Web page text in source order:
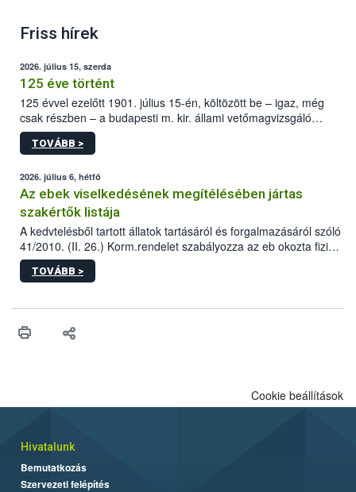
Friss hírek
2026. július 15, szerda
125 éve történt
125 évvel ezelőtt 1901. július 15-én, költözött be – igaz, még
csak részben – a budapesti m. kir. állami vetőmagvizsgáló
állomás a Kis Rókus utca 15. szám alatti, Czigler Győző által
tervezett új épületébe.
TOVÁBB >
2026. július 6, hétfő
Az ebek viselkedésének megítélésében jártas
szakértők listája
A kedvtelésből tartott állatok tartásáról és forgalmazásáról szóló
41/2010. (II. 26.) Korm.rendelet szabályozza az eb okozta fizikai
sérülés, illetve ennek veszélye keletkezésekor felmerülő
hatósági feladatokat, valamint a veszélyes eb tartását és annak
vonni az ebek viselkedésének megítélésében jártas szakértőt.
TOVÁBB >
Cookie beállítások
Hivatalunk
Bemutatkozás
Szervezeti felépítés